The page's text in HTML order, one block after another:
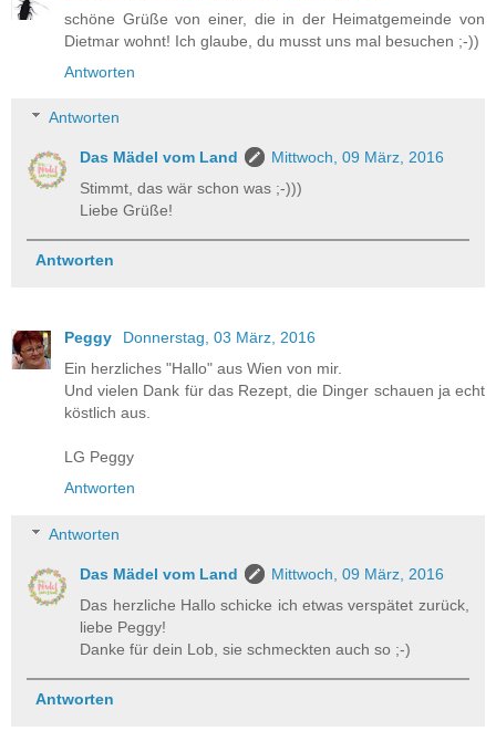
schöne Grüße von einer, die in der Heimatgemeinde von
Dietmar wohnt! Ich glaube, du musst uns mal besuchen ;-))
Antworten
Antworten
Das Mädel vom Land
Mittwoch, 09 März, 2016
Stimmt, das wär schon was ;-)))
Liebe Grüße!
Antworten
Peggy
Donnerstag, 03 März, 2016
Ein herzliches "Hallo" aus Wien von mir.
Und vielen Dank für das Rezept, die Dinger schauen ja echt
köstlich aus.
LG Peggy
Antworten
Antworten
Das Mädel vom Land
Mittwoch, 09 März, 2016
Das herzliche Hallo schicke ich etwas verspätet zurück,
liebe Peggy!
Danke für dein Lob, sie schmeckten auch so ;-)
Antworten